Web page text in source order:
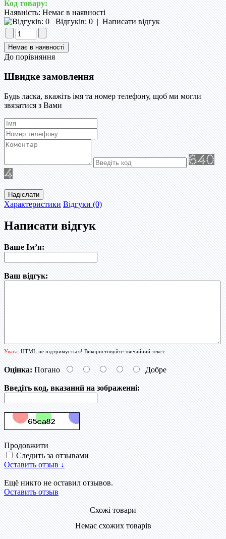
Код товару:
Наявність:Немає в наявності
Відгуків: 0|Написати відгук
До порівняння
Швидке замовлення
Будь ласка, вкажіть імя та номер телефону, щоб ми могли
звязатися з Вами
Надіслати
Характеристики Відгуки (0)
Написати відгук
Ваше Ім’я:
Ваш відгук:
Увага:HTML не підтримується! Використовуйте звичайний текст.
Оцінка: Погано Добре
Введіть код, вказаний на зображенні:
Продовжити
Следить за отзывами
Оставить отзыв ↓
Ещё никто не оставил отзывов.
Оставить отзыв
Схожі товари
Немає схожих товарів